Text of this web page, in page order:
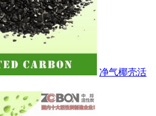
净气椰壳活